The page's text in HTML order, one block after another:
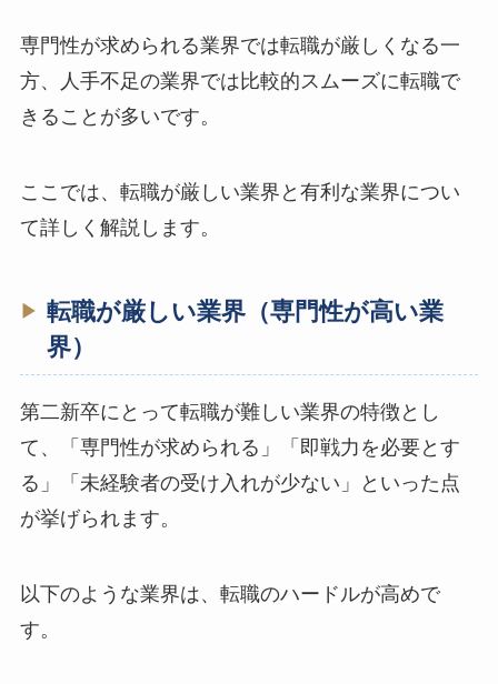
専門性が求められる業界では転職が厳しくなる一
方、人手不足の業界では比較的スムーズに転職で
きることが多いです。
ここでは、転職が厳しい業界と有利な業界につい
て詳しく解説します。
転職が厳しい業界（専門性が高い業
界）
第二新卒にとって転職が難しい業界の特徴とし
て、「専門性が求められる」「即戦力を必要とす
る」「未経験者の受け入れが少ない」といった点
が挙げられます。
以下のような業界は、転職のハードルが高めで
す。